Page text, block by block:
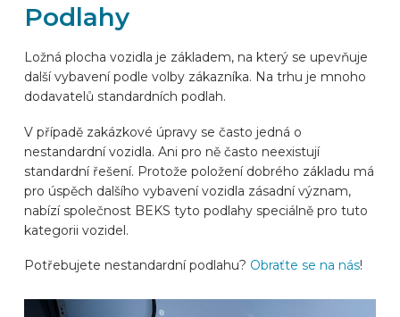
NA ZAKÁZKU
ZNAČKY AUTOMOBILŮ
KONTAKT
Podlahy
Ložná plocha vozidla je základem, na který se upevňuje
další vybavení podle volby zákazníka. Na trhu je mnoho
dodavatelů standardních podlah.
V případě zakázkové úpravy se často jedná o
nestandardní vozidla. Ani pro ně často neexistují
standardní řešení. Protože položení dobrého základu má
pro úspěch dalšího vybavení vozidla zásadní význam,
nabízí společnost BEKS tyto podlahy speciálně pro tuto
kategorii vozidel.
Potřebujete nestandardní podlahu? Obraťte se na nás!